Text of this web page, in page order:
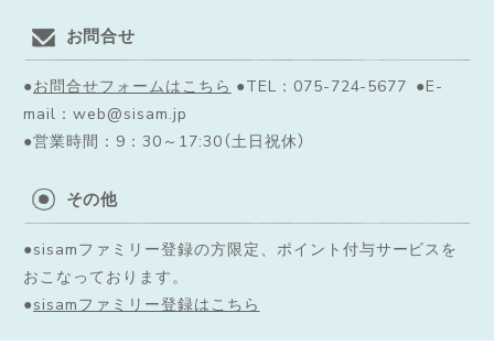
お問合せ
●お問合せフォームはこちら ●TEL：075-724-5677 ●E-
mail：web@sisam.jp
●営業時間：9：30～17:30（土日祝休）
その他
●sisamファミリー登録の方限定、ポイント付与サービスを
おこなっております。
●sisamファミリー登録はこちら